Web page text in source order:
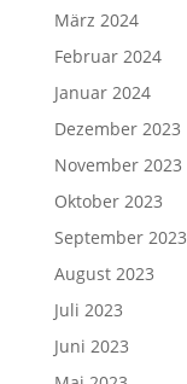
März 2024
Februar 2024
Januar 2024
Dezember 2023
November 2023
Oktober 2023
September 2023
August 2023
Juli 2023
Juni 2023